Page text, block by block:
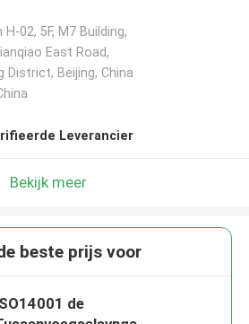
H-02, 5F, M7 Building,
East Road,
District, Beijing, China
Leverancier
Bekijk meer
beste prijs voor
de